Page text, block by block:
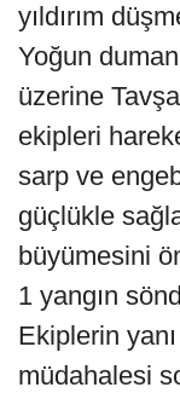
yıldırım
Yoğun
üzerine
ekipleri
sarp ve
güçlükle
büyümesini
1 yangın
Ekiplerin
müdahalesi